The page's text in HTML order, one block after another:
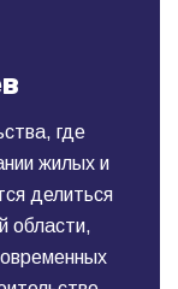
где
жилых и
делиться
области,